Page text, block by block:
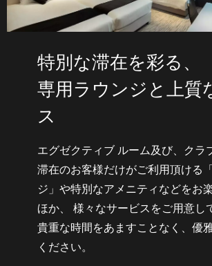
特別な滞在を彩る、
専用ラウンジと上質
ス
エグゼクティブ ルーム及び、クラ
滞在のお客様だけがご利用頂ける
ジ」や特別なアメニティなどをお
ほか、
様々なサービスをご用意し
貴重な時間をあますことなく、優
ください。